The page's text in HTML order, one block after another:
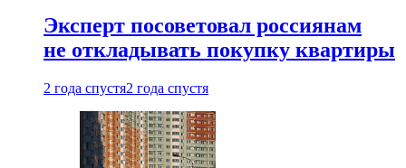
Эксперт посоветовал россиянам
не откладывать покупку квартиры
2 года спустя2 года спустя